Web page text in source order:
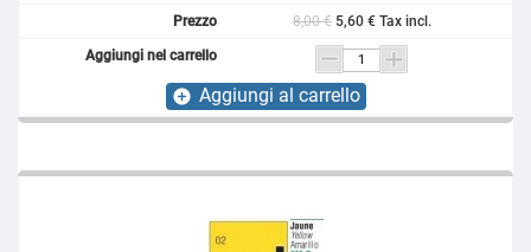
8,00 € 5,60 € Tax incl.
add_circle Aggiungi al carrello